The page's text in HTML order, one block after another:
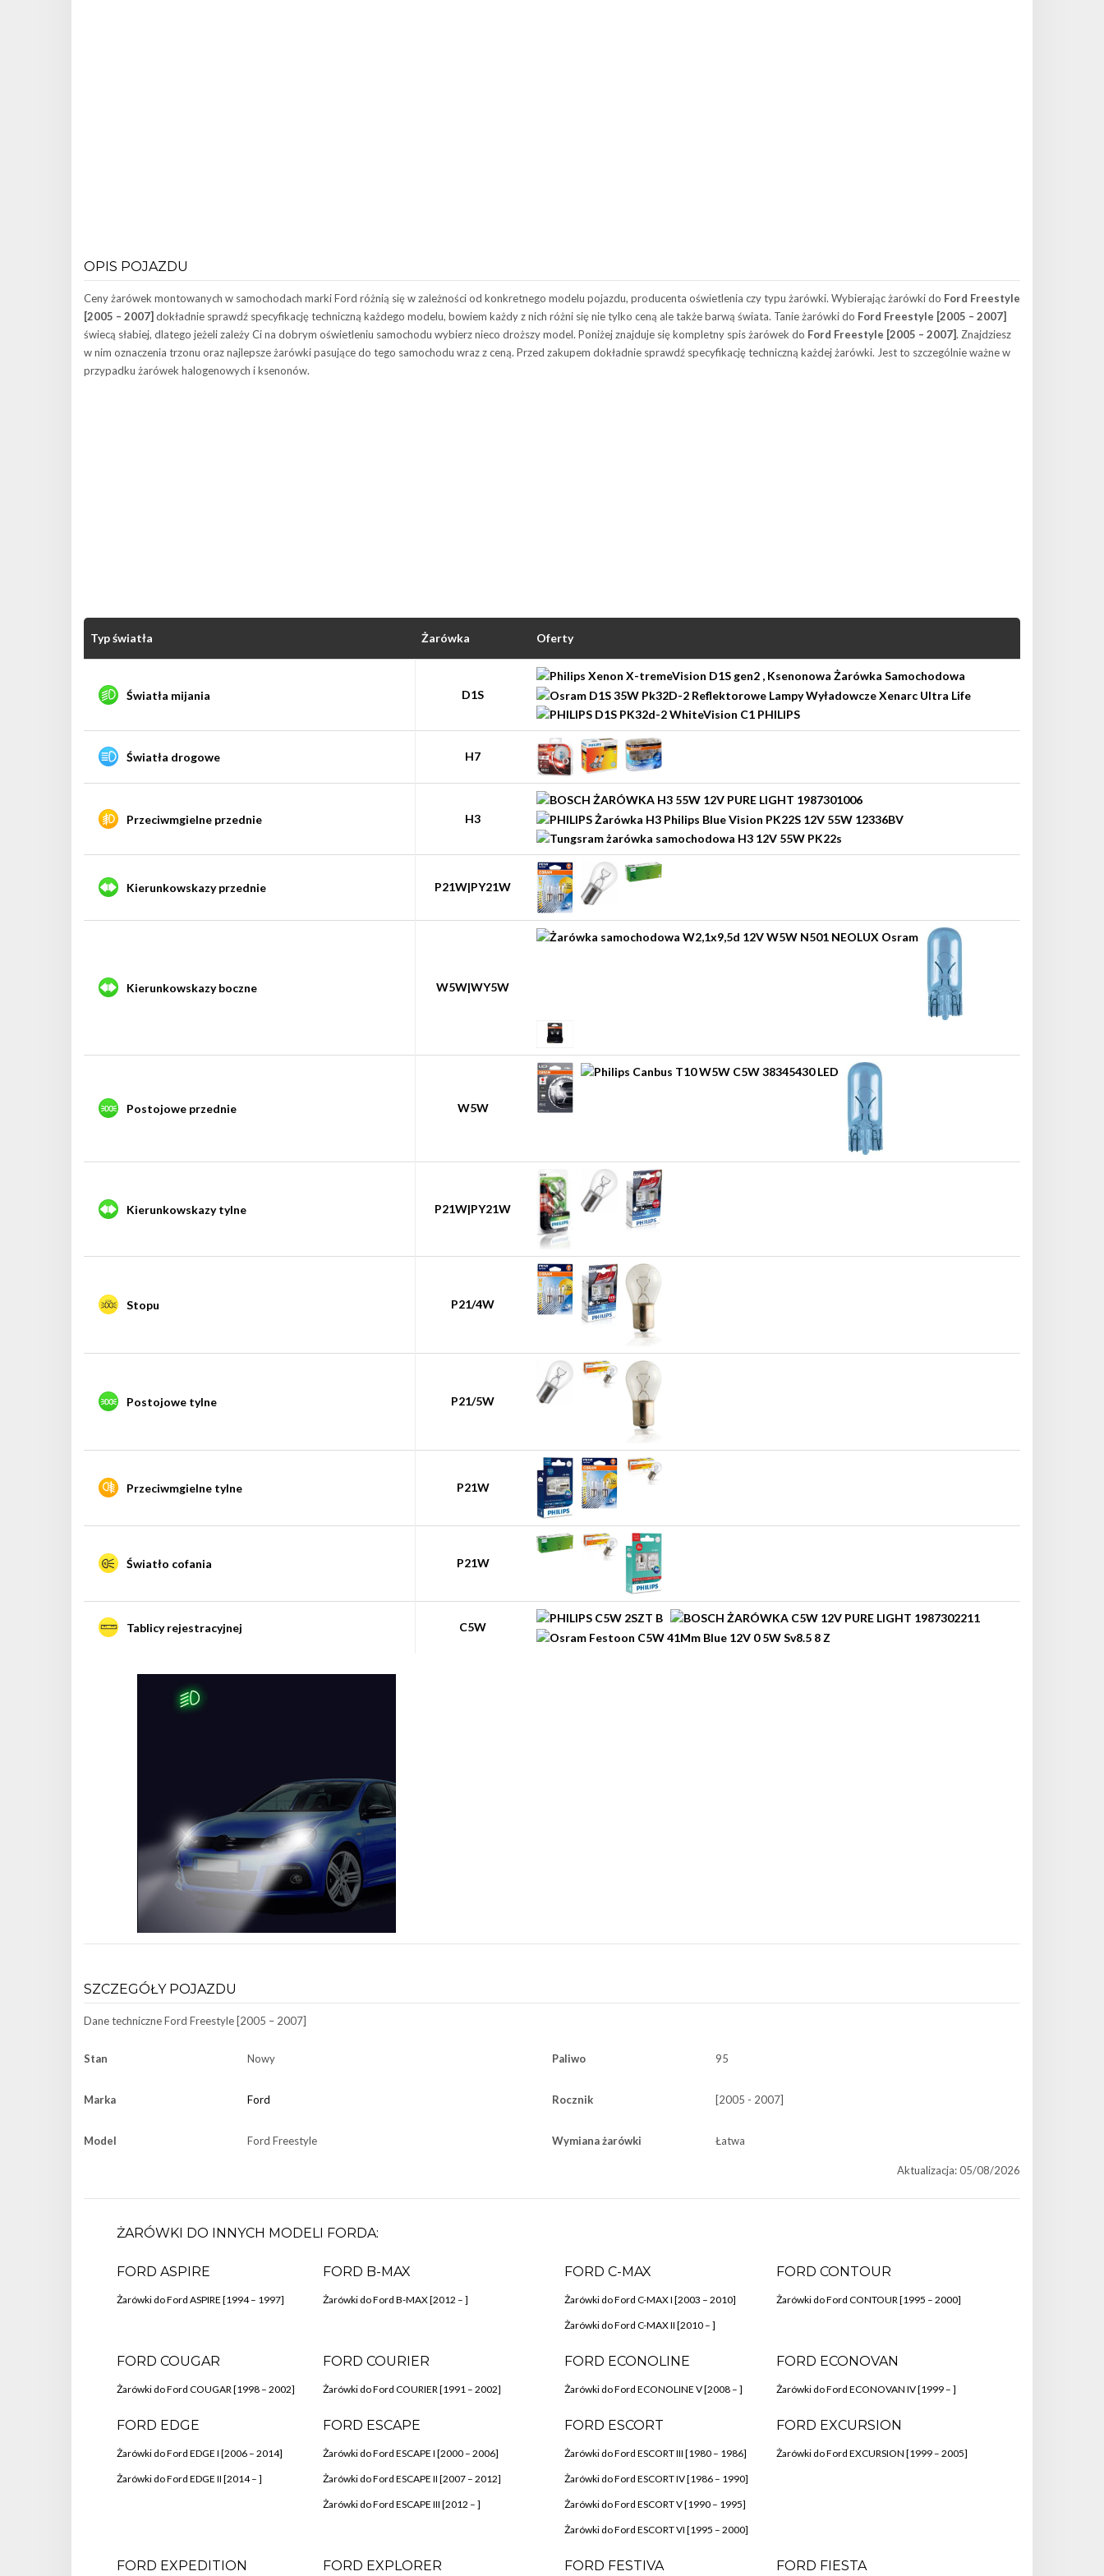
OPIS POJAZDU
Ceny żarówek montowanych w samochodach marki Ford różnią się w zależności od konkretnego modelu pojazdu, producenta oświetlenia czy typu żarówki. Wybierając żarówki do Ford Freestyle
[2005 – 2007] dokładnie sprawdź specyfikację techniczną każdego modelu, bowiem każdy z nich różni się nie tylko ceną ale także barwą świata. Tanie żarówki do Ford Freestyle [2005 – 2007]
świecą słabiej, dlatego jeżeli zależy Ci na dobrym oświetleniu samochodu wybierz nieco droższy model. Poniżej znajduje się kompletny spis żarówek do Ford Freestyle [2005 – 2007]. Znajdziesz
w nim oznaczenia trzonu oraz najlepsze żarówki pasujące do tego samochodu wraz z ceną. Przed zakupem dokładnie sprawdź specyfikację techniczną każdej żarówki. Jest to szczególnie ważne w
przypadku żarówek halogenowych i ksenonów.
Typ światła Żarówka Oferty
Światła mijania D1S
Światła drogowe H7
Przeciwmgielne przednie H3
Kierunkowskazy przednie P21W|PY21W
Kierunkowskazy boczne W5W|WY5W
Postojowe przednie W5W
Kierunkowskazy tylne P21W|PY21W
Stopu P21/4W
Postojowe tylne P21/5W
Przeciwmgielne tylne P21W
Światło cofania P21W
Tablicy rejestracyjnej C5W
SZCZEGÓŁY POJAZDU
Dane techniczneFord Freestyle [2005 – 2007]
Stan Nowy
Marka Ford
Model Ford Freestyle
Paliwo 95
Rocznik [2005 - 2007]
Wymiana żarówki Łatwa
Aktualizacja: 05/08/2026
ŻARÓWKI DO INNYCH MODELI FORDA:
FORD ASPIRE
Żarówki do Ford ASPIRE [1994 – 1997]
FORD B-MAX
Żarówki do Ford B-MAX [2012 – ]
FORD C-MAX
Żarówki do Ford C-MAX I [2003 – 2010]
Żarówki do Ford C-MAX II [2010 – ]
FORD CONTOUR
Żarówki do Ford CONTOUR [1995 – 2000]
FORD COUGAR
Żarówki do Ford COUGAR [1998 – 2002]
FORD COURIER
Żarówki do Ford COURIER [1991 – 2002]
FORD ECONOLINE
Żarówki do Ford ECONOLINE V [2008 – ]
FORD ECONOVAN
Żarówki do Ford ECONOVAN IV [1999 – ]
FORD EDGE
Żarówki do Ford EDGE I [2006 – 2014]
Żarówki do Ford EDGE II [2014 – ]
FORD ESCAPE
Żarówki do Ford ESCAPE I [2000 – 2006]
Żarówki do Ford ESCAPE II [2007 – 2012]
Żarówki do Ford ESCAPE III [2012 – ]
FORD ESCORT
Żarówki do Ford ESCORT III [1980 – 1986]
Żarówki do Ford ESCORT IV [1986 – 1990]
Żarówki do Ford ESCORT V [1990 – 1995]
Żarówki do Ford ESCORT VI [1995 – 2000]
FORD EXCURSION
Żarówki do Ford EXCURSION [1999 – 2005]
FORD EXPEDITION FORD EXPLORER FORD FESTIVA FORD FIESTA